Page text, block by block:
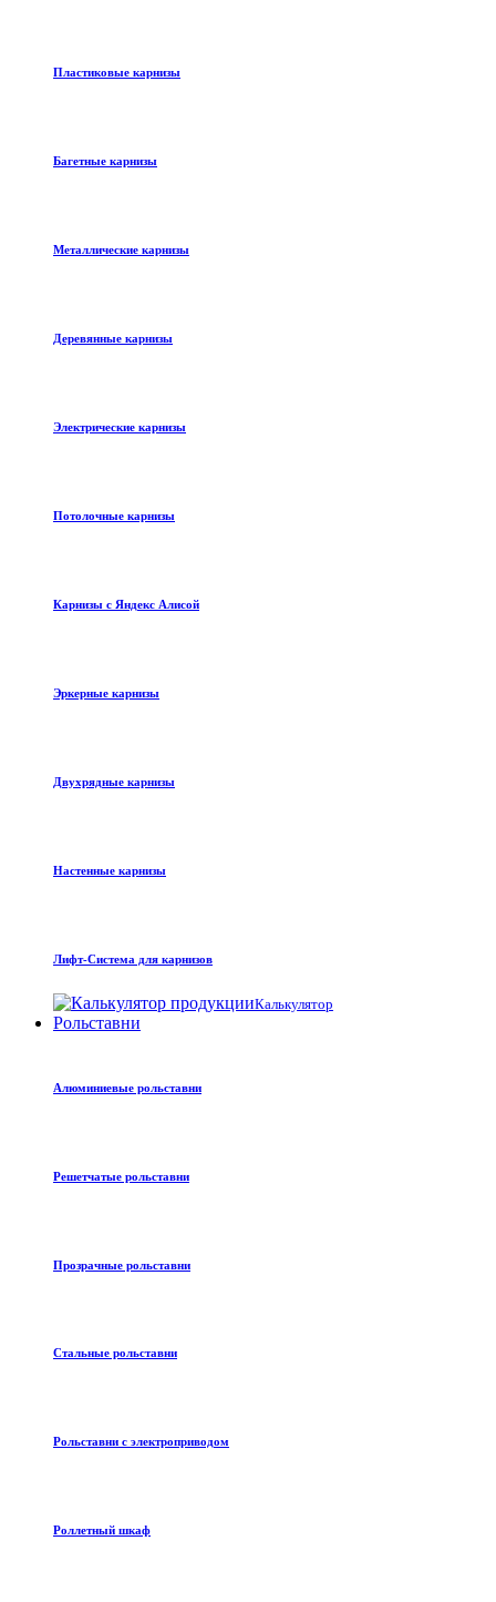
Пластиковые карнизы
Багетные карнизы
Металлические карнизы
Деревянные карнизы
Электрические карнизы
Потолочные карнизы
Карнизы с Яндекс Алисой
Эркерные карнизы
Двухрядные карнизы
Настенные карнизы
Лифт-Система для карнизов
Калькулятор
Рольставни
Алюминиевые рольставни
Решетчатые рольставни
Прозрачные рольставни
Стальные рольставни
Рольставни с электроприводом
Роллетный шкаф